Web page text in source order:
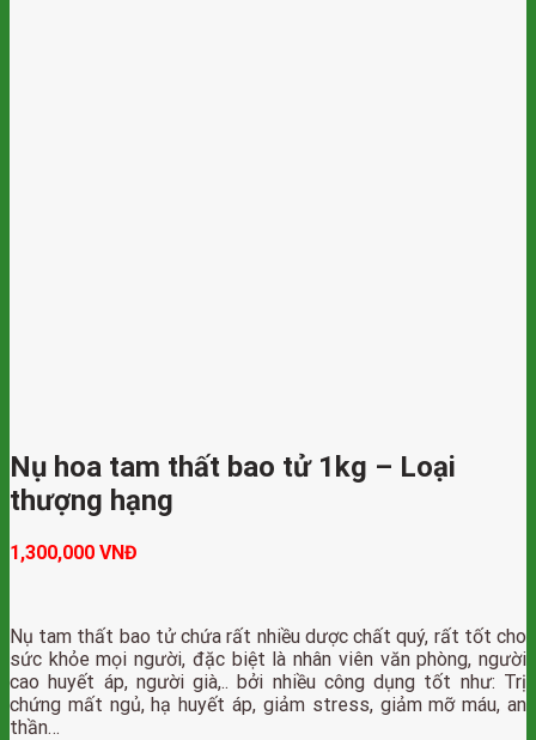
Nụ hoa tam thất bao tử 1kg – Loại
thượng hạng
1,300,000 VNĐ
Nụ tam thất bao tử chứa rất nhiều dược chất quý, rất tốt cho
sức khỏe mọi người, đặc biệt là nhân viên văn phòng, người
cao huyết áp, người già,.. bởi nhiều công dụng tốt như: Trị
chứng mất ngủ, hạ huyết áp, giảm stress, giảm mỡ máu, an
thần…